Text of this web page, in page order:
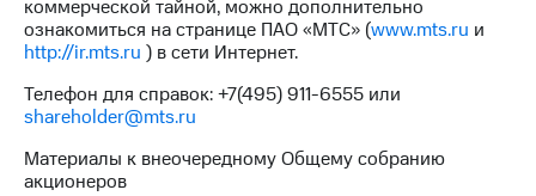
приобретения
Порядок
выкупа
акций
Дивиденды
Рынок
облигаций
коммерческой тайной, можно дополнительно
ознакомиться на странице ПАО «МТС» (www.mts.ru и
http://ir.mts.ru ) в сети Интернет.
Телефон для справок: +7(495) 911-6555 или
shareholder@mts.ru
Материалы к внеочередному Общему собранию
акционеров